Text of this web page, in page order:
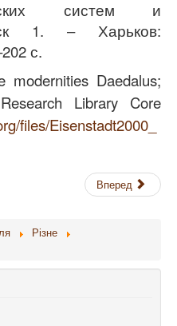
систем и
1. – Харьков:
с.
modernities Daedalus;
Library Core
files/Eisenstadt2000_
Вперед
Різне